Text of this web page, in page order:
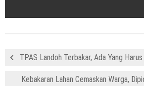
TPAS Landoh Terbakar, Ada Yang
Kebakaran Lahan Cemaskan Warga,